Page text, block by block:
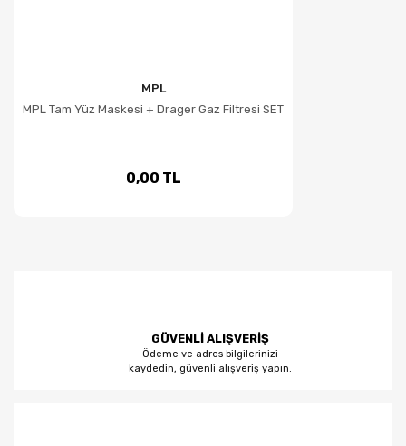
MPL
MPL Tam Yüz Maskesi + Drager Gaz Filtresi SET
0,00 TL
GÜVENLİ ALIŞVERİŞ
Ödeme ve adres bilgilerinizi
kaydedin, güvenli alışveriş yapın.